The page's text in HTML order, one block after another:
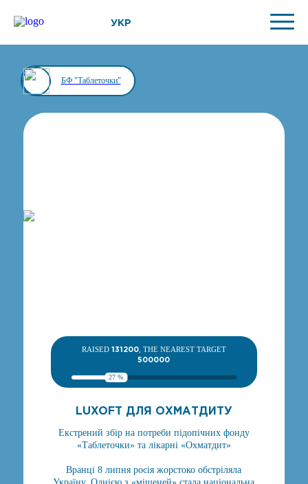
УКР
БФ "Таблеточки"
RAISED 131200, THE NEAREST TARGET
500000
27 %
LUXOFT ДЛЯ ОХМАТДИТУ
Екстрений збір на потреби підопічних фонду
«Таблеточки» та лікарні «Охматдит»
Вранці 8 липня росія жорстоко обстріляла